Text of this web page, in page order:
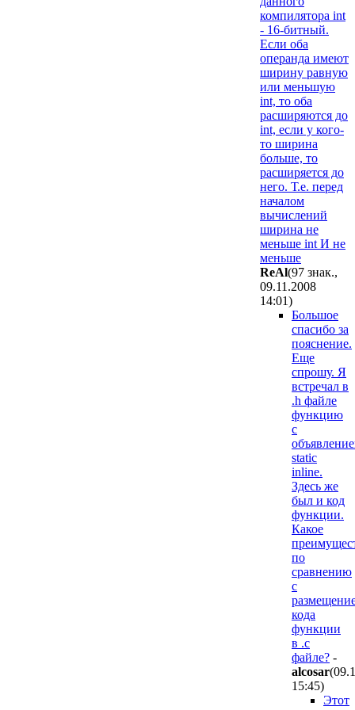
компилятора int
- 16-битный.
Если оба
операнда имеют
ширину равную
или меньшую
int, то оба
расширяются до
int, если у кого-
то ширина
больше, то
расширяется до
него. Т.е. перед
началом
вычислений
ширина не
меньше int И не
меньше
ReAl(97 знак.,
09.11.2008
14:01)
Большое
спасибо за
пояснение.
Еще
спрошу. Я
встречал в
.h файле
функцию
с
static
inline.
Здесь же
был и код
функции.
Какое
по
сравнению
с
кода
функции
в .c
файле? -
alcosar
15:45)
Этот